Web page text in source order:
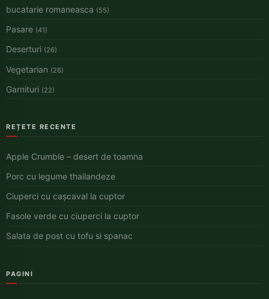
bucatarie romaneasca (55)
Pasare (41)
Deserturi (26)
Vegetarian (26)
Garnituri (22)
REȚETE RECENTE
Apple Crumble – desert de toamna
Porc cu legume thailandeze
Ciuperci cu cașcaval la cuptor
Fasole verde cu ciuperci la cuptor
Salata de post cu tofu si spanac
PAGINI